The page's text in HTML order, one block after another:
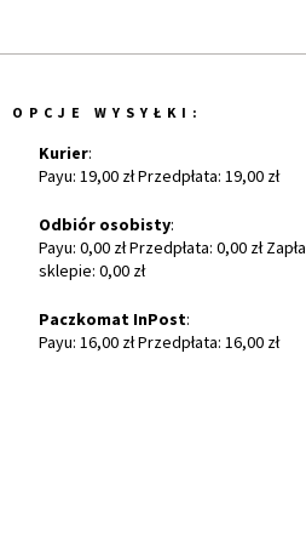
OPCJE WYSYŁKI:
Kurier:
Payu: 19,00 zł Przedpłata: 19,00 zł
Odbiór osobisty:
Payu: 0,00 zł Przedpłata: 0,00 zł
sklepie: 0,00 zł
Paczkomat InPost:
Payu: 16,00 zł Przedpłata: 16,00 zł